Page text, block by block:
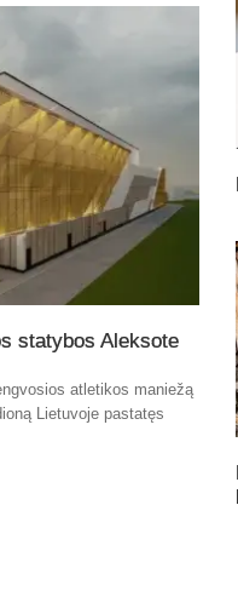
statybos Aleksote
atletikos maniežą
Lietuvoje pastatęs